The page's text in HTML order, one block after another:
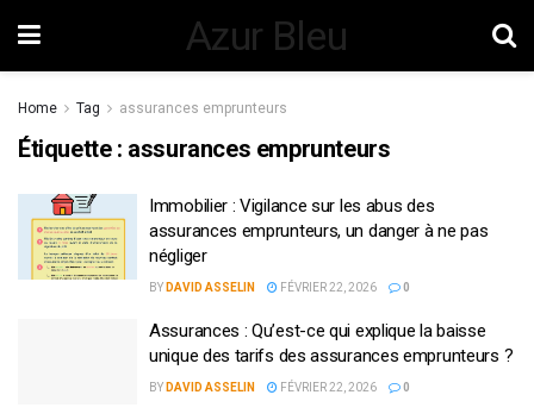
Azur Bleu
Home Tag assurances emprunteurs
Étiquette : assurances emprunteurs
Immobilier : Vigilance sur les abus des
assurances emprunteurs, un danger à ne pas
négliger
BY DAVID ASSELIN FÉVRIER 22, 2026 0
Assurances : Qu’est-ce qui explique la baisse
unique des tarifs des assurances emprunteurs ?
BY DAVID ASSELIN FÉVRIER 22, 2026 0